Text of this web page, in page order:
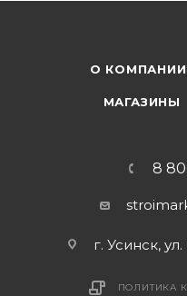
О КОМПАНИИ
МАГАЗИНЫ
8
г. Усинск,
ПОЛИТИКА